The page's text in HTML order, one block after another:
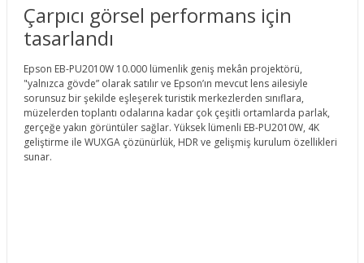
Çarpıcı görsel performans için
tasarlandı
Epson EB-PU2010W 10.000 lümenlik geniş mekân projektörü,
"yalnızca gövde” olarak satılır ve Epson’ın mevcut lens ailesiyle
sorunsuz bir şekilde eşleşerek turistik merkezlerden sınıflara,
müzelerden toplantı odalarına kadar çok çeşitli ortamlarda parlak,
gerçeğe yakın görüntüler sağlar. Yüksek lümenli EB-PU2010W, 4K
geliştirme ile WUXGA çözünürlük, HDR ve gelişmiş kurulum özellikleri
sunar.